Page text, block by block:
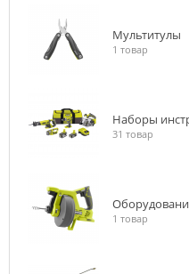
Мультитулы
1 товар
Наборы
31 товар
1 товар